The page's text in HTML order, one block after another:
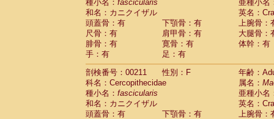
種小名： fascicularis
亜種小名
和名：カニクイザル
英名：
頭蓋骨：有
下顎骨：有
上腕骨：
尺骨：有
肩甲骨：有
大腿骨：
腓骨：有
寛骨：有
体幹：有
手：有
足：有
剖検番号：00211
性別：F
年齢：
科名：Cercopithecidae
属名：
種小名： fascicularis
亜種小名
和名：カニクイザル
英名：
頭蓋骨：有
下顎骨：有
上腕骨：